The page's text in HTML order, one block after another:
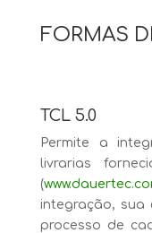
FORMAS
TCL 5.0
Permite a
livrarias
(
integração, sua
processo de